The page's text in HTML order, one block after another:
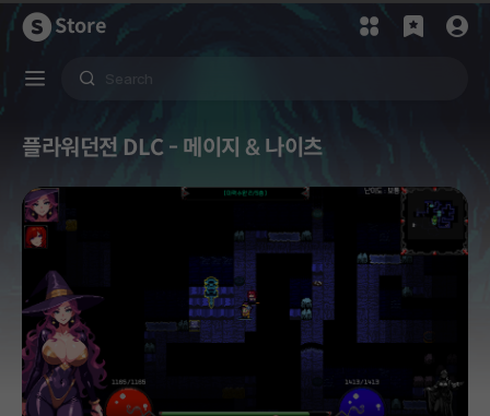
Store
플라워던전 DLC - 메이지 & 나이츠